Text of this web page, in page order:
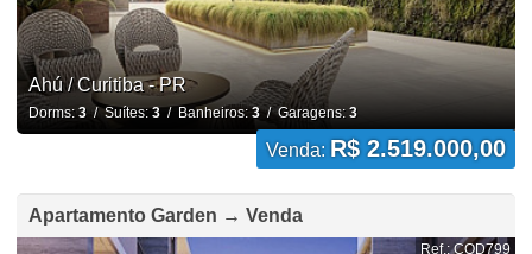
Ahú / Curitiba - PR
Dorms:3/ Suítes:3/ Banheiros:3/ Garagens: 3
Venda: R$ 2.519.000,00
Apartamento Garden → Venda
Ref.: COD799